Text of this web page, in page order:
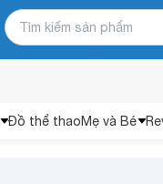
Đồ thể thaoMẹ và Bé